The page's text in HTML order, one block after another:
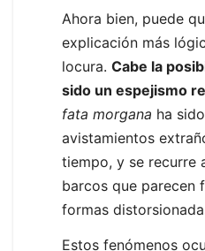
Ahora bien, puede
explicación más
locura. Cabe la
sido un espejismo
fata morgana ha
avistamientos
tiempo, y se recurre
barcos que parecen
formas
Estos fenómenos